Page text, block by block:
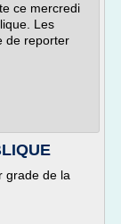
ce mercredi
Les
de reporter
grade de la